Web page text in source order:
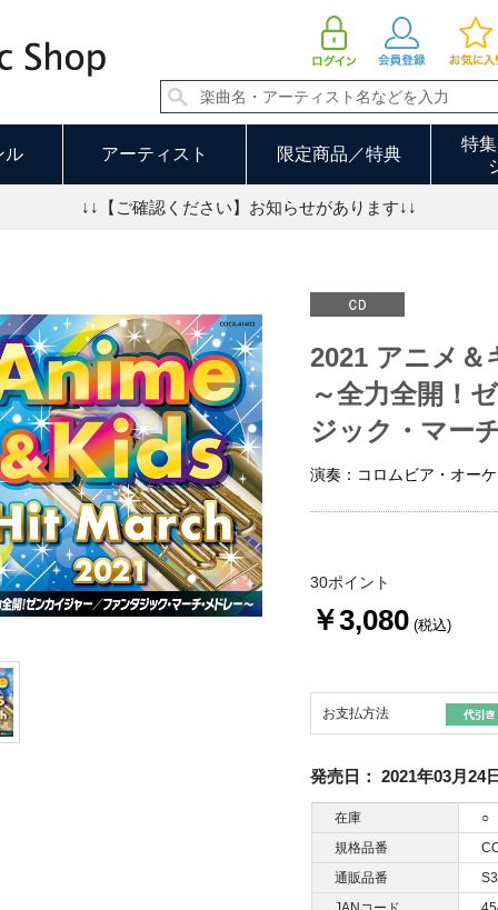
ル アーティスト 限定商品／特典
特
↓↓【ご確認ください】お知らせがあります↓↓
2021 アニメ＆
～全力全開！
ジック・マー
演奏：コロムビア・オー
30ポイント
￥3,080 (税込)
お支払方法
発売日： 2021年03月24
在庫
○
規格品番
通販品番